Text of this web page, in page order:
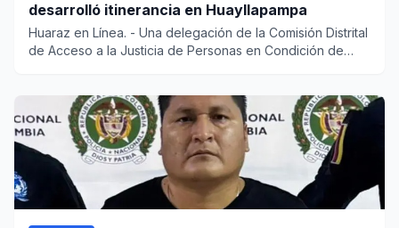
desarrolló itinerancia en Huayllapampa
Huaraz en Línea. - Una delegación de la Comisión Distrital
de Acceso a la Justicia de Personas en Condición de